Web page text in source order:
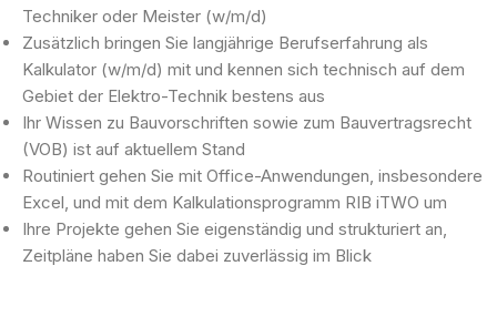
Techniker oder Meister (w/m/d)
Zusätzlich bringen Sie langjährige Berufserfahrung als
Kalkulator (w/m/d) mit und kennen sich technisch auf dem
Gebiet der Elektro-Technik bestens aus
Ihr Wissen zu Bauvorschriften sowie zum Bauvertragsrecht
(VOB) ist auf aktuellem Stand
Routiniert gehen Sie mit Office-Anwendungen, insbesondere
Excel, und mit dem Kalkulationsprogramm RIB iTWO um
Ihre Projekte gehen Sie eigenständig und strukturiert an,
Zeitpläne haben Sie dabei zuverlässig im Blick